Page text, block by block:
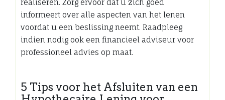
realiseren. Zorg ervoor dat u zich goed
informeert over alle aspecten van het lenen
voordat u een beslissing neemt. Raadpleeg
indien nodig ook een financieel adviseur voor
professioneel advies op maat.
5 Tips voor het Afsluiten van een